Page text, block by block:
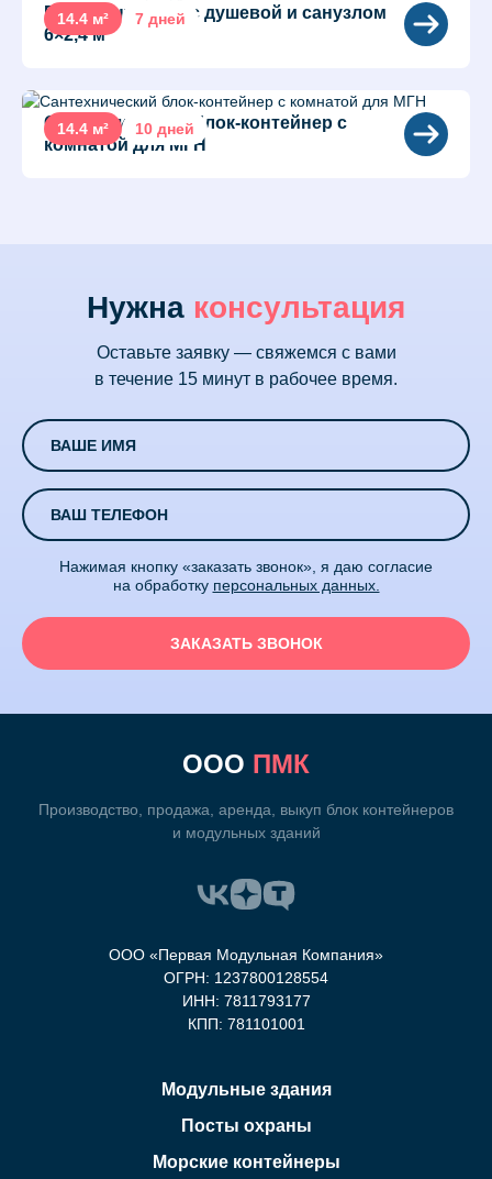
14.4 м² 7 дней
Блок-контейнер с душевой и санузлом
6×2,4 м
14.4 м² 10 дней
Сантехнический блок-контейнер с
комнатой для МГН
Нужна консультация
Оставьте заявку — свяжемся с вами
в течение 15 минут в рабочее время.
Нажимая кнопку «заказать звонок», я даю согласие
на обработку персональных данных.
ООО ПМК
Производство, продажа, аренда, выкуп блок контейнеров
и модульных зданий
ООО «Первая Модульная Компания»
ОГРН: 1237800128554
ИНН: 7811793177
КПП: 781101001
Модульные здания
Посты охраны
Морские контейнеры